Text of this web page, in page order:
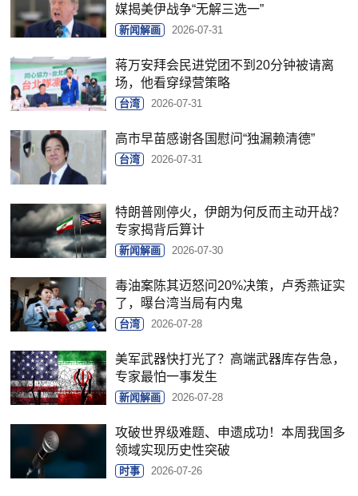
媒揭美伊战争“无解三选一”
新闻解画 2026-07-31
蒋万安拜会民进党团不到20分钟被请离
场，他看穿绿营策略
台湾 2026-07-31
高市早苗感谢各国慰问“独漏赖清德”
台湾 2026-07-31
特朗普刚停火，伊朗为何反而主动开战？
专家揭背后算计
新闻解画 2026-07-30
毒油案陈其迈怒问20%决策，卢秀燕证实
了，曝台湾当局有内鬼
台湾 2026-07-28
美军武器快打光了？高端武器库存告急，
专家最怕一事发生
新闻解画 2026-07-28
攻破世界级难题、申遗成功！本周我国多
领域实现历史性突破
时事 2026-07-26